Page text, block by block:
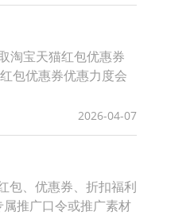
淘宝天猫红包优惠券
包优惠券优惠力度会
2026-04-07
包、优惠券、折扣福利
推广口令或推广素材